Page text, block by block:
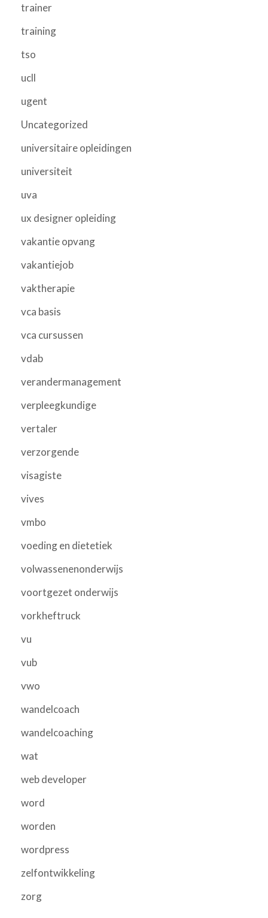
trainer
training
tso
ucll
ugent
Uncategorized
universitaire opleidingen
universiteit
uva
ux designer opleiding
vakantie opvang
vakantiejob
vaktherapie
vca basis
vca cursussen
vdab
verandermanagement
verpleegkundige
vertaler
verzorgende
visagiste
vives
vmbo
voeding en dietetiek
volwassenenonderwijs
voortgezet onderwijs
vorkheftruck
vu
vub
vwo
wandelcoach
wandelcoaching
wat
web developer
word
worden
wordpress
zelfontwikkeling
zorg